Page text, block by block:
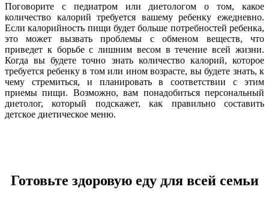
Поговорите с педиатром или диетологом о том, какое
количество калорий требуется вашему ребенку ежедневно.
Если калорийность пищи будет больше потребностей ребенка,
это может вызвать проблемы с обменом веществ, что
приведет к борьбе с лишним весом в течение всей жизни.
Когда вы будете точно знать количество калорий, которое
требуется ребенку в том или ином возрасте, вы будете знать, к
чему стремиться, и планировать в соответствии с этим
приемы пищи. Возможно, вам понадобиться персональный
диетолог, который подскажет, как правильно составить
детское диетическое меню.
Готовьте здоровую еду для всей семьи